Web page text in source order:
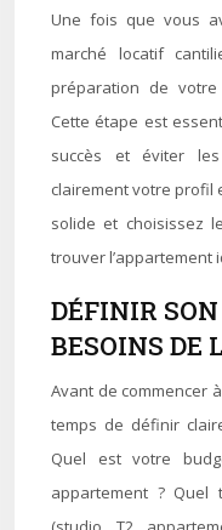
Une fois que vous
marché locatif
préparation de votre
Cette étape est
succès et éviter les
clairement votre profil
solide et choisissez
trouver l’appartement
DÉFINIR
BESOINS DE
Avant de commencer
temps de définir
Quel est votre
appartement ? Quel